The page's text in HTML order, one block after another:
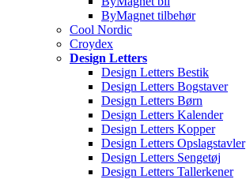
ByMagnet tilbehør
Cool Nordic
Croydex
Design Letters
Design Letters Bestik
Design Letters Bogstaver
Design Letters Børn
Design Letters Kalender
Design Letters Kopper
Design Letters Opslagstavler
Design Letters Sengetøj
Design Letters Tallerkener